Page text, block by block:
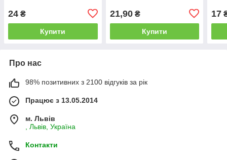
24 ₴
Купити
21,90₴
Купити
17
Про нас
98% позитивних з 2100 відгуків за рік
Працює з 13.05.2014
м. Львів
, Львів, Україна
Контакти